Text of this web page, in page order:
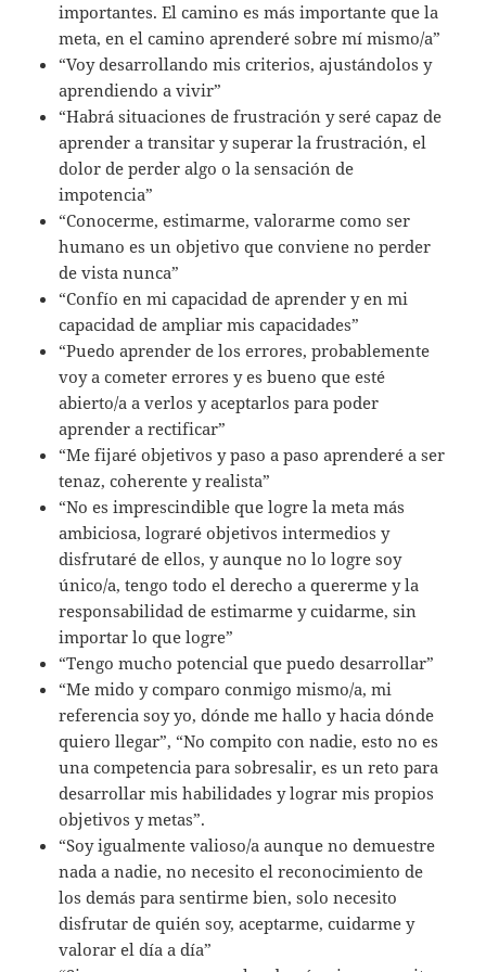
importantes. El camino es más importante que la
meta, en el camino aprenderé sobre mí mismo/a”
“Voy desarrollando mis criterios, ajustándolos y
aprendiendo a vivir”
“Habrá situaciones de frustración y seré capaz de
aprender a transitar y superar la frustración, el
dolor de perder algo o la sensación de
impotencia”
“Conocerme, estimarme, valorarme como ser
humano es un objetivo que conviene no perder
de vista nunca”
“Confío en mi capacidad de aprender y en mi
capacidad de ampliar mis capacidades”
“Puedo aprender de los errores, probablemente
voy a cometer errores y es bueno que esté
abierto/a a verlos y aceptarlos para poder
aprender a rectificar”
“Me fijaré objetivos y paso a paso aprenderé a ser
tenaz, coherente y realista”
“No es imprescindible que logre la meta más
ambiciosa, lograré objetivos intermedios y
disfrutaré de ellos, y aunque no lo logre soy
único/a, tengo todo el derecho a quererme y la
responsabilidad de estimarme y cuidarme, sin
importar lo que logre”
“Tengo mucho potencial que puedo desarrollar”
“Me mido y comparo conmigo mismo/a, mi
referencia soy yo, dónde me hallo y hacia dónde
quiero llegar”, “No compito con nadie, esto no es
una competencia para sobresalir, es un reto para
desarrollar mis habilidades y lograr mis propios
objetivos y metas”.
“Soy igualmente valioso/a aunque no demuestre
nada a nadie, no necesito el reconocimiento de
los demás para sentirme bien, solo necesito
disfrutar de quién soy, aceptarme, cuidarme y
valorar el día a día”